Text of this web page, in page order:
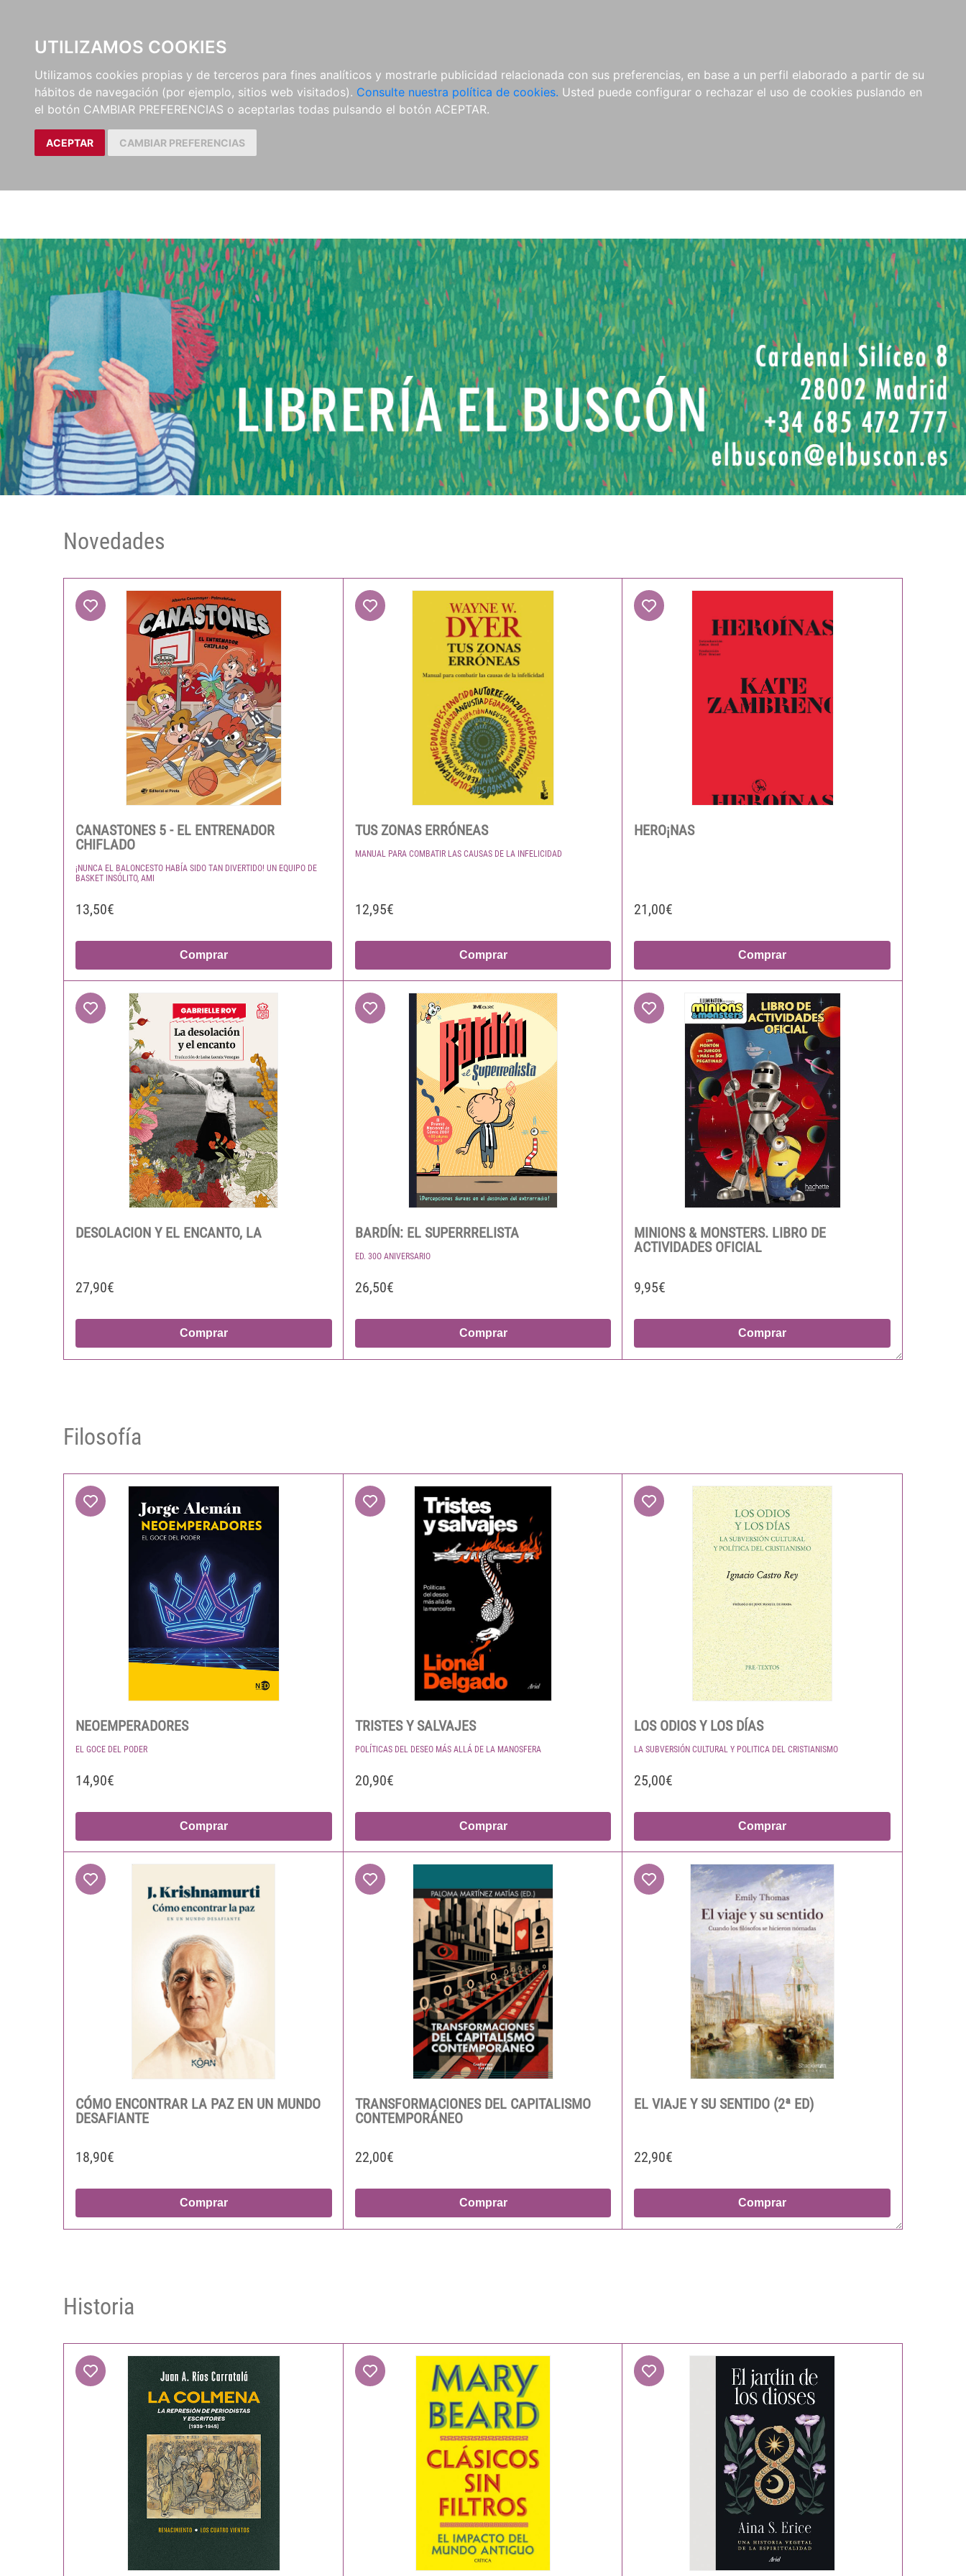
UTILIZAMOS COOKIES
Utilizamos cookies propias y de terceros para fines analíticos y mostrarle publicidad relacionada con sus preferencias, en base a un perfil elaborado a partir de su
hábitos de navegación (por ejemplo, sitios web visitados). Consulte nuestra política de cookies. Usted puede configurar o rechazar el uso de cookies puslando en
el botón CAMBIAR PREFERENCIAS o aceptarlas todas pulsando el botón ACEPTAR.
ACEPTAR CAMBIAR PREFERENCIAS
Novedades
CANASTONES 5 - EL ENTRENADOR
CHIFLADO
¡NUNCA EL BALONCESTO HABÍA SIDO TAN DIVERTIDO! UN EQUIPO DE
BASKET INSÓLITO, AMI
13,50€
Comprar
TUS ZONAS ERRÓNEAS
MANUAL PARA COMBATIR LAS CAUSAS DE LA INFELICIDAD
12,95€
Comprar
HERO¡NAS
21,00€
Comprar
DESOLACION Y EL ENCANTO, LA
27,90€
Comprar
BARDÍN: EL SUPERRRELISTA
ED. 30O ANIVERSARIO
26,50€
Comprar
MINIONS & MONSTERS. LIBRO DE
ACTIVIDADES OFICIAL
9,95€
Comprar
Filosofía
NEOEMPERADORES
EL GOCE DEL PODER
14,90€
Comprar
TRISTES Y SALVAJES
POLÍTICAS DEL DESEO MÁS ALLÁ DE LA MANOSFERA
20,90€
Comprar
LOS ODIOS Y LOS DÍAS
LA SUBVERSIÓN CULTURAL Y POLITICA DEL CRISTIANISMO
25,00€
Comprar
CÓMO ENCONTRAR LA PAZ EN UN MUNDO
DESAFIANTE
18,90€
Comprar
TRANSFORMACIONES DEL CAPITALISMO
CONTEMPORÁNEO
22,00€
Comprar
EL VIAJE Y SU SENTIDO (2ª ED)
22,90€
Comprar
Historia